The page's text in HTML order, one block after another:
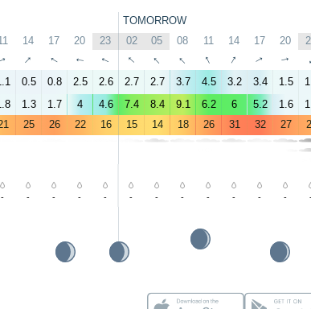
TOMORROW
14 17 20 23 02 05 08 11 14 17 20
↑ ↑ ↑ ↑ ↑ ↑ ↑ ↑ ↑ ↑ ↑
0.5 0.8 2.5 2.6 2.7 2.7 3.7 4.5 3.2 3.4 1.5
1.3 1.7 4 4.6 7.4 8.4 9.1 6.2 6 5.2 1.6
25 26 22 16 15 14 18 26 31 32 27
- - - - - - - - - - - -